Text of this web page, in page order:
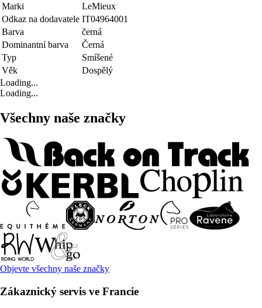
Marki
LeMieux
Odkaz na dodavatele IT04964001
Barva
černá
Dominantní barva
Černá
Typ
Smíšené
Věk
Dospělý
Loading...
Loading...
Všechny naše značky
Objevte všechny naše značky
Zákaznický servis ve Francie